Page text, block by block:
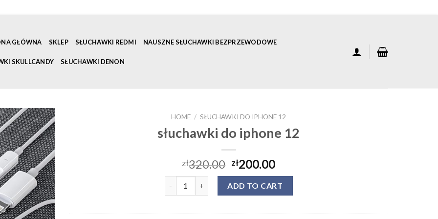
GŁÓWNA SKLEP SŁUCHAWKI REDMI NAUSZNE SŁUCHAWKI BEZPRZEWODOWE
SKULLCANDY SŁUCHAWKI DENON
HOME / SŁUCHAWKI DO IPHONE 12
słuchawki do iphone 12
zł320.00 zł200.00
ADD TO CART